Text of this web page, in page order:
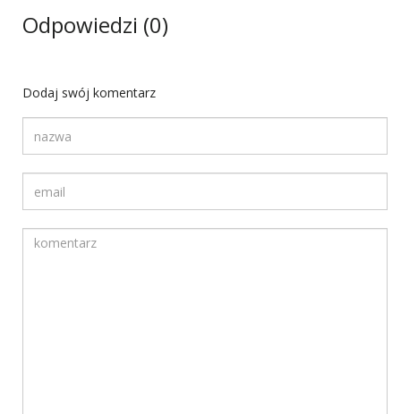
Odpowiedzi (0)
Dodaj swój komentarz
Komentarz